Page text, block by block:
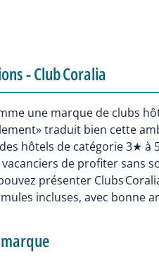
- Club Coralia
une marque de clubs
traduit bien cette
hôtels de catégorie 3★
de profiter sans
présenter Clubs
incluses, avec bonne